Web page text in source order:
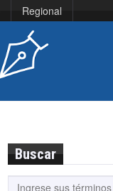
Regional
Buscar